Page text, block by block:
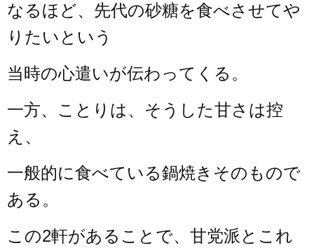
なるほど、先代の砂糖を食べさせてや
りたいという
当時の心遣いが伝わってくる。
一方、ことりは、そうした甘さは控
え、
一般的に食べている鍋焼きそのもので
ある。
この2軒があることで、甘党派とこれ